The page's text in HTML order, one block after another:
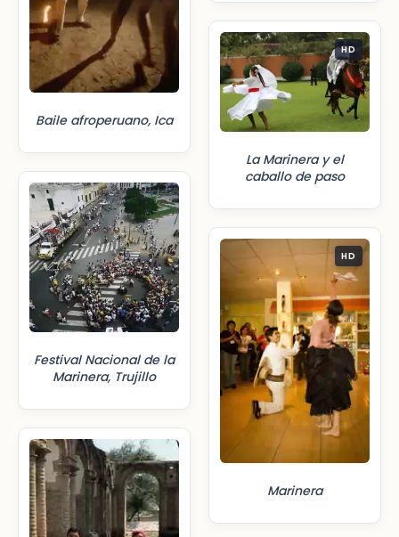
Baile afroperuano, Ica
Festival Nacional de la
Marinera, Trujillo
HD
La Marinera y el
caballo de paso
HD
Marinera